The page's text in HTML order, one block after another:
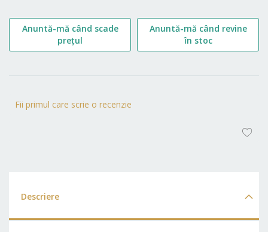
Fii primul care scrie o recenzie
Anuntă-mă când scade
prețul
Anuntă-mă când revine
în stoc
Descriere